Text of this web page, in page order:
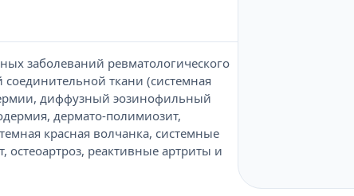
заболеваний ревматологического
ткани (системная
диффузный эозинофильный
дермато-полимиозит,
красная волчанка, системные
реактивные артриты и